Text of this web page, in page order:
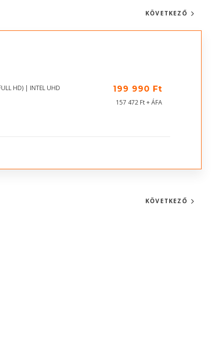
KÖVETKEZŐ
HD) | INTEL UHD
199 990 Ft
157 472 Ft + ÁFA
KÖVETKEZŐ